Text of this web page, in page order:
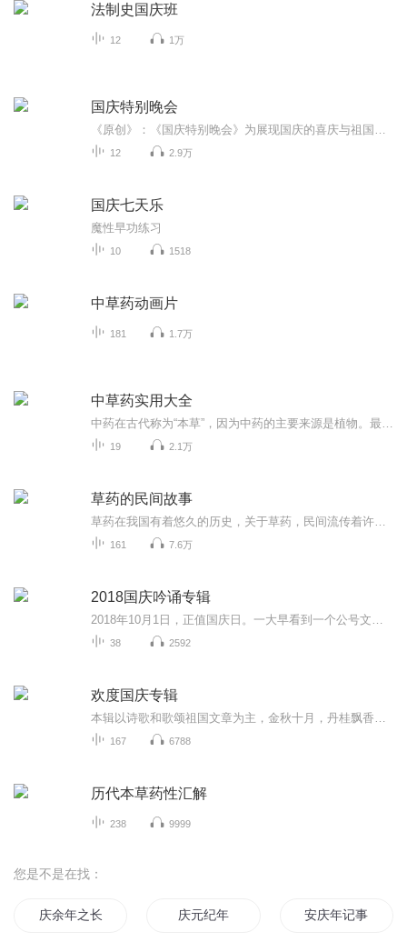
法制史国庆班
12 1万
国庆特别晚会
12 2.9万
国庆七天乐
魔性早功练习
10 1518
中草药动画片
181 1.7万
中草药实用大全
19 2.1万
草药的民间故事
161 7.6万
2018国庆吟诵专辑
38 2592
欢度国庆专辑
167 6788
历代本草药性汇解
238 9999
您是不是在找：
庆余年之长歌行 庆元纪年 安庆年记事